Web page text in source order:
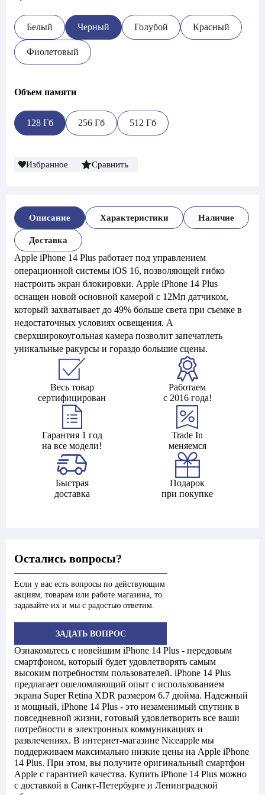
Белый Черный Голубой Красный
Фиолетовый
Объем памяти
128 Гб 256 Гб 512 Гб
Избранное Сравнить
Описание Характеристики Наличие
Доставка
Apple iPhone 14 Plus работает под управлением
операционной системы iOS 16, позволяющей гибко
настроить экран блокировки. Apple iPhone 14 Plus
оснащен новой основной камерой с 12Мп датчиком,
который захватывает до 49% больше света при съемке в
недостаточных условиях освещения. А
сверхширокоугольная камера позволит запечатлеть
уникальные ракурсы и гораздо большие сцены.
Весь товар
сертифицирован
Работаем
с 2016 года!
Гарантия 1 год
на все модели!
Trade In
меняемся
Быстрая
доставка
Подарок
при покупке
Остались вопросы?
Если у вас есть вопросы по действующим
акциям, товарам или работе магазина, то
задавайте их и мы с радостью ответим.
ЗАДАТЬ ВОПРОС
Ознакомьтесь с новейшим iPhone 14 Plus - передовым
смартфоном, который будет удовлетворять самым
высоким потребностям пользователей. iPhone 14 Plus
предлагает ошеломляющий опыт с использованием
экрана Super Retina XDR размером 6.7 дюйма. Надежный
и мощный, iPhone 14 Plus - это незаменимый спутник в
повседневной жизни, готовый удовлетворить все ваши
потребности в электронных коммуникациях и
развлечениях. В интернет-магазине Niceapple мы
поддерживаем максимально низкие цены на Apple iPhone
14 Plus. При этом, вы получите оригинальный смартфон
Apple с гарантией качества. Купить iPhone 14 Plus можно
с доставкой в Санкт-Петербурге и Ленинградской